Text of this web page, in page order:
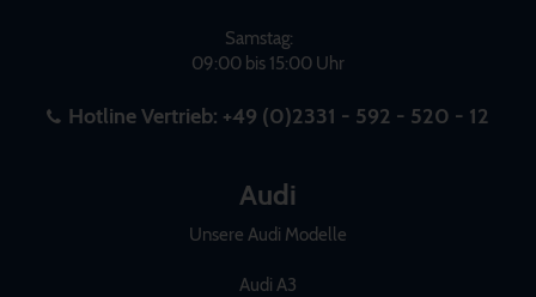
Samstag:
09:00 bis 15:00 Uhr
Hotline Vertrieb: +49 (0)2331 - 592 - 520 - 12
Audi
Unsere Audi Modelle
Audi A3